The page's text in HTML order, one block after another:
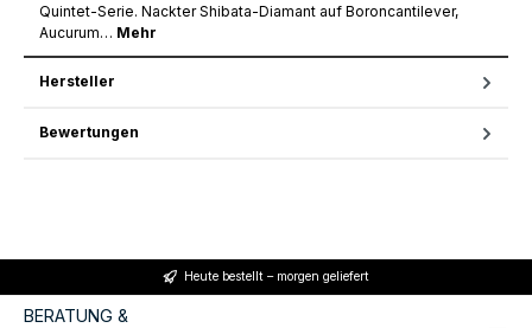
Quintet-Serie. Nackter Shibata-Diamant auf Boroncantilever,
Aucurum… Mehr
Hersteller
Bewertungen
Heute bestellt – morgen geliefert
BERATUNG &